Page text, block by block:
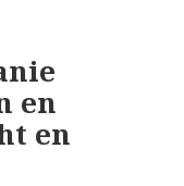
en
en